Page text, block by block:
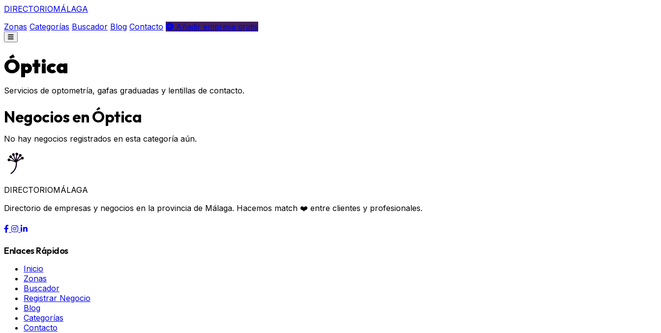
DIRECTORIOMÁLAGA
Zonas Categorías Buscador Blog Contacto Añadir empresa gratis
Óptica
Servicios de optometría, gafas graduadas y lentillas de contacto.
Negocios en Óptica
No hay negocios registrados en esta categoría aún.
DIRECTORIOMÁLAGA
Directorio de empresas y negocios en la provincia de Málaga. Hacemos match ❤️ entre clientes y profesionales.
Enlaces Rápidos
Inicio
Zonas
Buscador
Registrar Negocio
Blog
Categorías
Contacto